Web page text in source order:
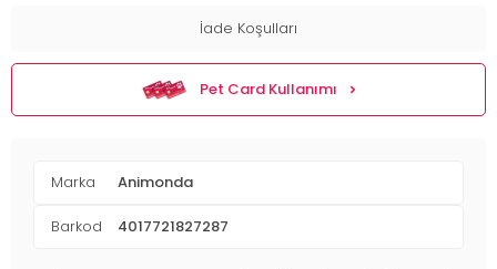
İade Koşulları
Pet Card Kullanımı
Marka Animonda
Barkod 4017721827287